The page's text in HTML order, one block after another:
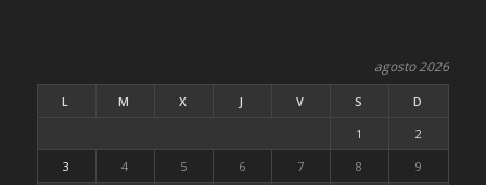
agosto 2026
L M X J V S
D
1
2
3
4 5 6 7 8
9